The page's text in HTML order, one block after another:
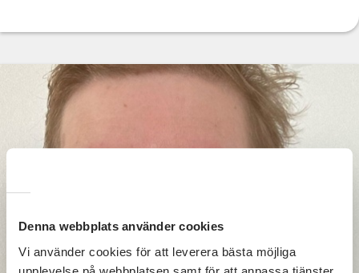
Denna webbplats använder cookies
Vi använder cookies för att leverera bästa möjliga